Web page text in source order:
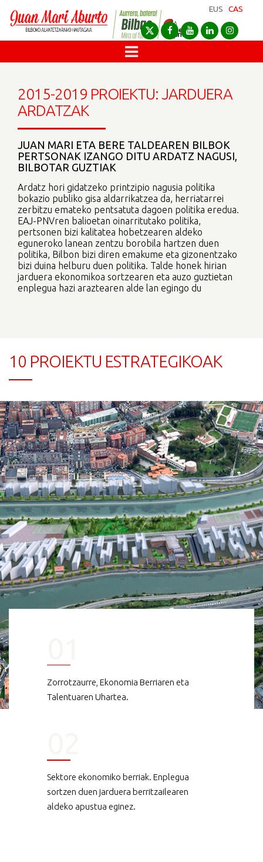
EUS CAS
2015-2019 PROIEKTU: JARDUERA
ARDATZAK
JUAN MARI ETA BERE TALDEAREN BILBOK
PERTSONAK IZANGO DITU ARDATZ NAGUSI,
BILBOTAR GUZTIAK
Ardatz hori gidatzeko printzipio nagusia politika
bokazio publiko gisa aldarrikatzea da, herriatarrei
zerbitzu emateko pentsatuta dagoen politika eredua.
EAJ-PNVren balioetan oinarritutako politika,
pertsonen bizi kalitatea hobetzearen aldeko
eguneroko lanean zentzu borobila hartzen duen
politika, Bilbon bizi diren emakume eta gizonentzako
bizi duina helburu duen politika. Talde honek hirian
jarduera ekonomikoa sortzearen eta auzo guztietan
enplegua hazi araztearen alde lan egingo du
10 PROIEKTU ESTRATEGIKOAK
Zorrotzaurre, Ekonomia Berriaren eta
Talentuaren Uhartea.
Sektore ekonomiko berriak. Enplegua
sortzen duen jarduera berritzailearen
aldeko apustua eginez.